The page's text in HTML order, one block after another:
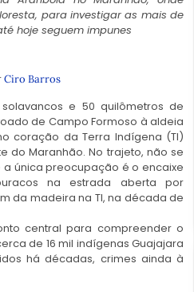
para investigar as mais de
hoje seguem impunes
Ciro Barros
e 50 quilômetros de
de Campo Formoso à aldeia
coração da Terra Indígena (TI)
do Maranhão. No trajeto, não se
única preocupação é o encaixe
na estrada aberta por
da madeira na TI, na década de
central para compreender o
de 16 mil indígenas Guajajara
há décadas, crimes ainda à